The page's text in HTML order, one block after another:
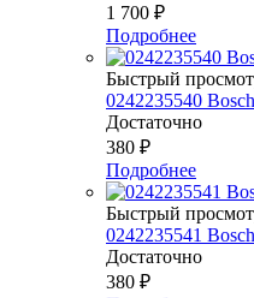
1 700 ₽
Подробнее
Быстрый
0242235540
Достаточно
380 ₽
Подробнее
Быстрый
0242235541
Достаточно
380 ₽